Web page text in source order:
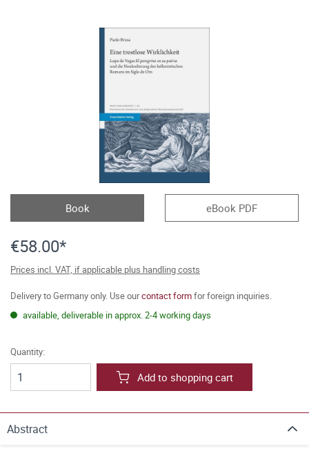
Book eBook PDF
€58.00*
Prices incl. VAT, if applicable plus handling costs
Delivery to Germany only. Use ourcontact formfor foreign inquiries.
available, deliverable in approx. 2-4 working days
Quantity:
Add to shopping cart
Abstract